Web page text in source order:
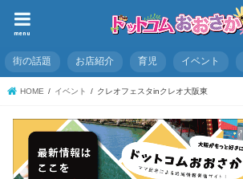
menu
街の話題 お店紹介 育児 イベント
HOME イベント クレオフェスタinクレオ大阪東